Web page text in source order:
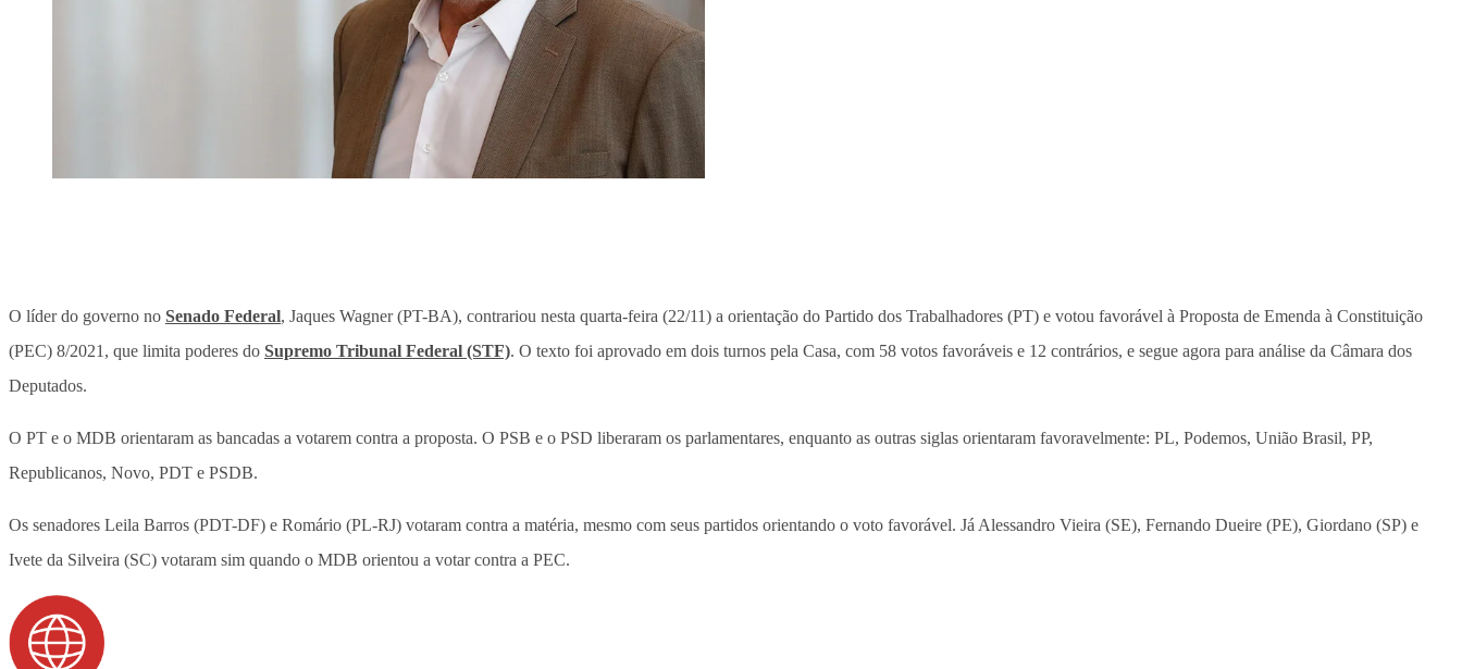
O líder do governo no Senado Federal, Jaques Wagner (PT-BA), contrariou nesta quarta-feira (22/11) a orientação do Partido dos Trabalhadores (PT) e votou favorável à Proposta de Emenda à Constituição
(PEC) 8/2021, que limita poderes do Supremo Tribunal Federal (STF). O texto foi aprovado em dois turnos pela Casa, com 58 votos favoráveis e 12 contrários, e segue agora para análise da Câmara dos
Deputados.
O PT e o MDB orientaram as bancadas a votarem contra a proposta. O PSB e o PSD liberaram os parlamentares, enquanto as outras siglas orientaram favoravelmente: PL, Podemos, União Brasil, PP,
Republicanos, Novo, PDT e PSDB.
Os senadores Leila Barros (PDT-DF) e Romário (PL-RJ) votaram contra a matéria, mesmo com seus partidos orientando o voto favorável. Já Alessandro Vieira (SE), Fernando Dueire (PE), Giordano (SP) e
Ivete da Silveira (SC) votaram sim quando o MDB orientou a votar contra a PEC.